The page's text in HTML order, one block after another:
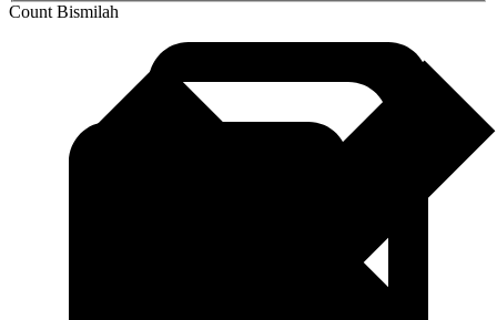
Count Bismilah